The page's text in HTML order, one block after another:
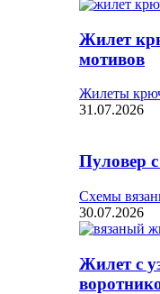
Жилет
мотивов
Жилеты
31.07.2026
Пуловер
Схемы
30.07.2026
Жилет с